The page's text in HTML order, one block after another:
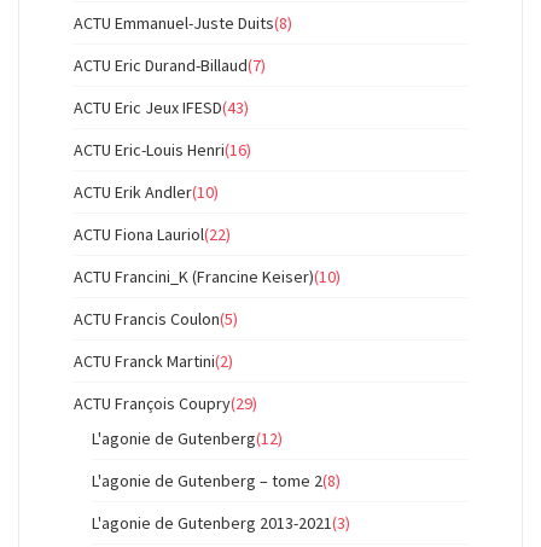
ACTU Emmanuel-Juste Duits(8)
ACTU Eric Durand-Billaud(7)
ACTU Eric Jeux IFESD(43)
ACTU Eric-Louis Henri(16)
ACTU Erik Andler(10)
ACTU Fiona Lauriol(22)
ACTU Francini_K (Francine Keiser)(10)
ACTU Francis Coulon(5)
ACTU Franck Martini(2)
ACTU François Coupry(29)
L'agonie de Gutenberg(12)
L'agonie de Gutenberg – tome 2(8)
L'agonie de Gutenberg 2013-2021(3)